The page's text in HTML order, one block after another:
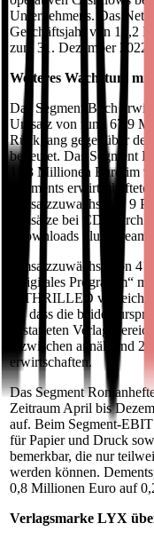
Unternehmens. Das
Geschäftsjahr von 14,2
zum 31. Dezember 2022
Weiteres Wachstum
Das Segment Buch
Umsatz von rund 67,9
Rückgang gegenüber
bedeutet. Das Segment
11,3 Millionen Euro im
Segments
Umsatzzuwachs von 9
Umsätze bei CDs durch
(Downloads plus
Umsatzzuwächse von 4
„Digitales Programm“
beTHRILLED
ist, dass die beiden
gestarteten
inzwischen annähernd
erwirtschaften.
Das Segment
Zeitraum April bis
auf. Beim Segment-EBIT
für Papier und Druck
bemerkbar, die nur
werden können.
0,8 Millionen Euro auf
Verlagsmarke LYX